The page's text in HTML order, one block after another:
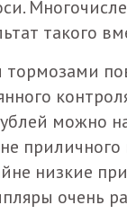
такого
можно
низкие
очень